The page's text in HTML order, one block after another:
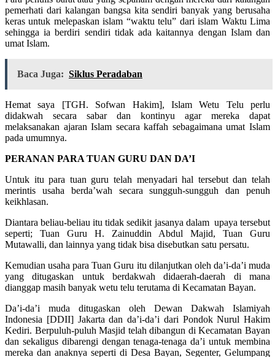
pemerhati dari kalangan bangsa kita sendiri banyak yang berusaha
keras untuk melepaskan islam “waktu telu” dari islam Waktu Lima
sehingga ia berdiri sendiri tidak ada kaitannya dengan Islam dan
umat Islam.
Baca Juga: Siklus Peradaban
Hemat saya [TGH. Sofwan Hakim], Islam Wetu Telu perlu
didakwah secara sabar dan kontinyu agar mereka dapat
melaksanakan ajaran Islam secara kaffah sebagaimana umat Islam
pada umumnya.
PERANAN PARA TUAN GURU DAN DA’I
Untuk itu para tuan guru telah menyadari hal tersebut dan telah
merintis usaha berda’wah secara sungguh-sungguh dan penuh
keikhlasan.
Diantara beliau-beliau itu tidak sedikit jasanya dalam upaya tersebut
seperti; Tuan Guru H. Zainuddin Abdul Majid, Tuan Guru
Mutawalli, dan lainnya yang tidak bisa disebutkan satu persatu.
Kemudian usaha para Tuan Guru itu dilanjutkan oleh da’i-da’i muda
yang ditugaskan untuk berdakwah didaerah-daerah di mana
dianggap masih banyak wetu telu terutama di Kecamatan Bayan.
Da’i-da’i muda ditugaskan oleh Dewan Dakwah Islamiyah
Indonesia [DDII] Jakarta dan da’i-da’i dari Pondok Nurul Hakim
Kediri. Berpuluh-puluh Masjid telah dibangun di Kecamatan Bayan
dan sekaligus dibarengi dengan tenaga-tenaga da’i untuk membina
mereka dan anaknya seperti di Desa Bayan, Segenter, Gelumpang